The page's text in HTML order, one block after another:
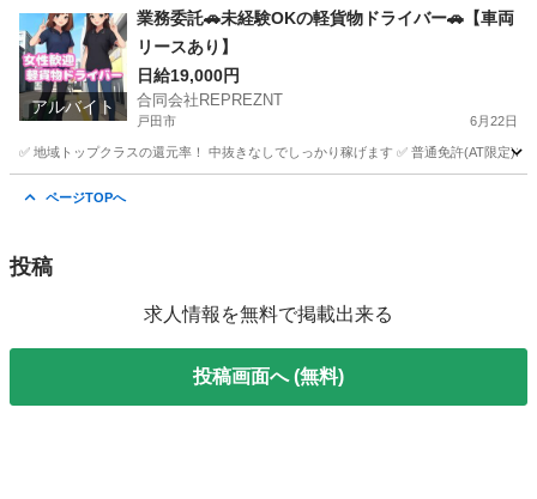
物流 荷物
アルバイト
業務委託🚗未経験OKの軽貨物ドライバー🚗【車両
リースあり】
日給19,000円
合同会社REPREZNT
戸田市 6月22日
✅ 地域トップクラスの還元率！ 中抜きなしでしっかり稼げます ✅ 普通免許(AT限定
ページTOPへ
投稿
求人情報を無料で掲載出来る
投稿画面へ (無料)